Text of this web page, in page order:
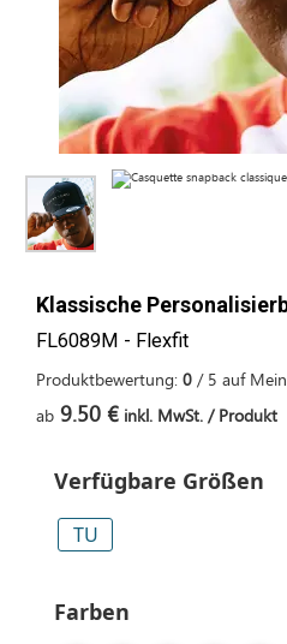
Klassische
FL6089M - Flexfit
Produktbewertung: 0 / 5 auf
ab 9.50 € inkl. MwSt. / Produkt
Verfügbare Größen
TU
Farben